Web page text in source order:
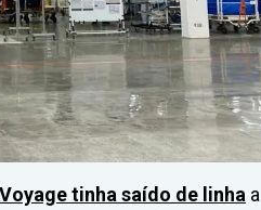
Voyage tinha saído de linha a